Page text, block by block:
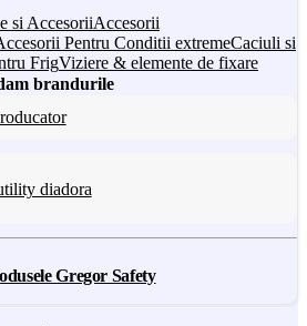
si AccesoriiAccesorii
Pentru Conditii extremeCaciuli si
FrigViziere & elemente de fixare
brandurile
Gregor Safety